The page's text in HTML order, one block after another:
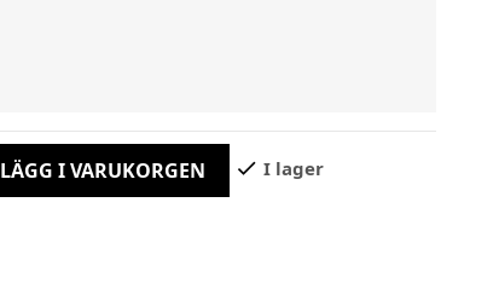
LÄGG I VARUKORGEN check I lager